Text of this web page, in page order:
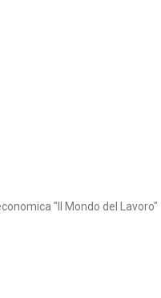
"Il Mondo del Lavoro"